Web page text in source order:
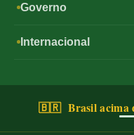
Governo
Internacional
🇧🇷 Brasil acima